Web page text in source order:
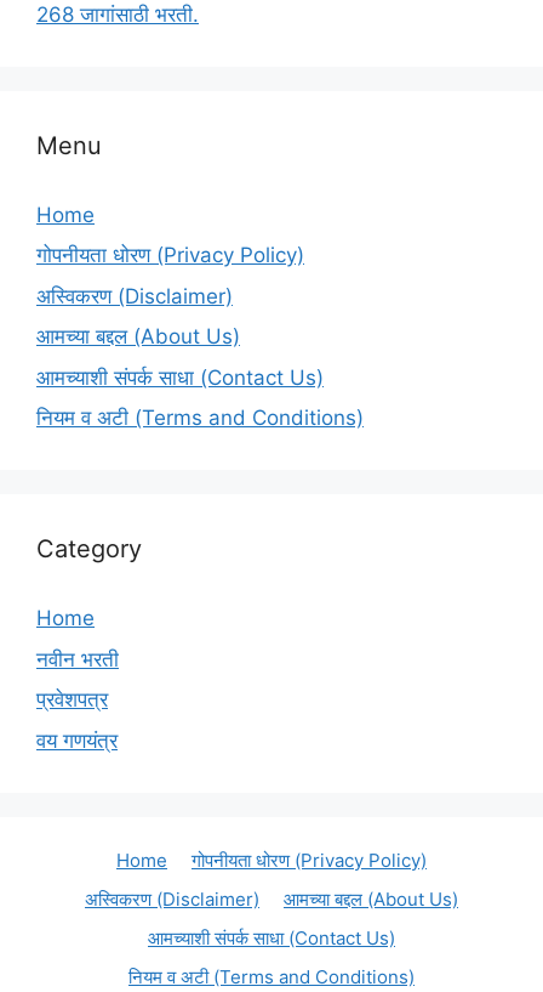
268 जागांसाठी भरती.
Menu
Home
गोपनीयता धोरण (Privacy Policy)
अस्विकरण (Disclaimer)
आमच्या बद्दल (About Us)
आमच्याशी संपर्क साधा (Contact Us)
नियम व अटी (Terms and Conditions)
Category
Home
नवीन भरती
प्रवेशपत्र
वय गणयंत्र
Home
गोपनीयता धोरण (Privacy Policy)
अस्विकरण (Disclaimer)
आमच्या बद्दल (About Us)
आमच्याशी संपर्क साधा (Contact Us)
नियम व अटी (Terms and Conditions)